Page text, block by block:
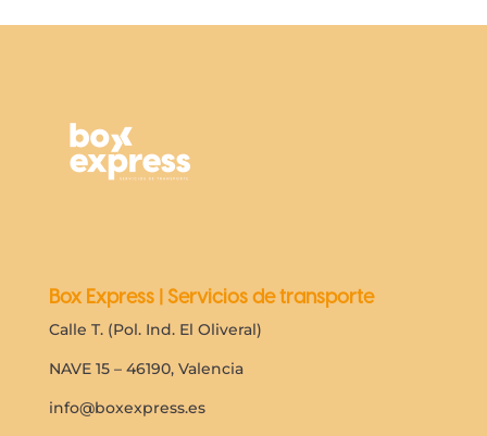
Box Express | Servicios de transporte
Calle T. (Pol. Ind. El Oliveral)
NAVE 15 – 46190, Valencia
info@boxexpress.es